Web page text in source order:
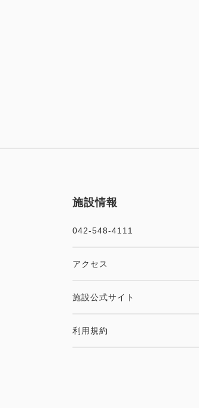
施設情報
042-548-4111
アクセス
施設公式サイト
利用規約